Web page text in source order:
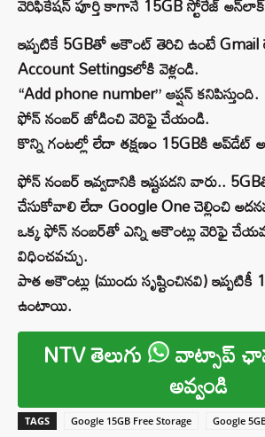
వెరిఫికేషన్ పూర్తి కాగానే 15GB స్టోరేజ్ అన్‌లాక్
ఇప్పటికే 5GBతో అకౌంట్ తెరిచి ఉంటే
Account Settingsలోకి వెళ్లండి.
“Add phone number” ఆప్షన్ కనిపిస్తుంది.
ఫోన్ నంబర్ జోడించి వెరిఫై చేయండి.
కొన్ని గంటల్లో లేదా తక్షణం 15GBకి అప్‌డేట్
ఫోన్ నంబర్ ఇవ్వడానికి ఇష్టపడని వారు..
చేసుకోవాలి లేదా Google One చెల్లించి
ఒక్క ఫోన్ నంబర్‌తో ఎన్ని అకౌంట్లు వెరిఫై
విధించవచ్చు.
పాత అకౌంట్లు (ముందు సృష్టించినవి) ఇప్పటికీ
ఉంటాయి.
NTV తెలుగు వాట్సాప్
అవ్వండి
TAGS Google 15GB Free Storage
Google